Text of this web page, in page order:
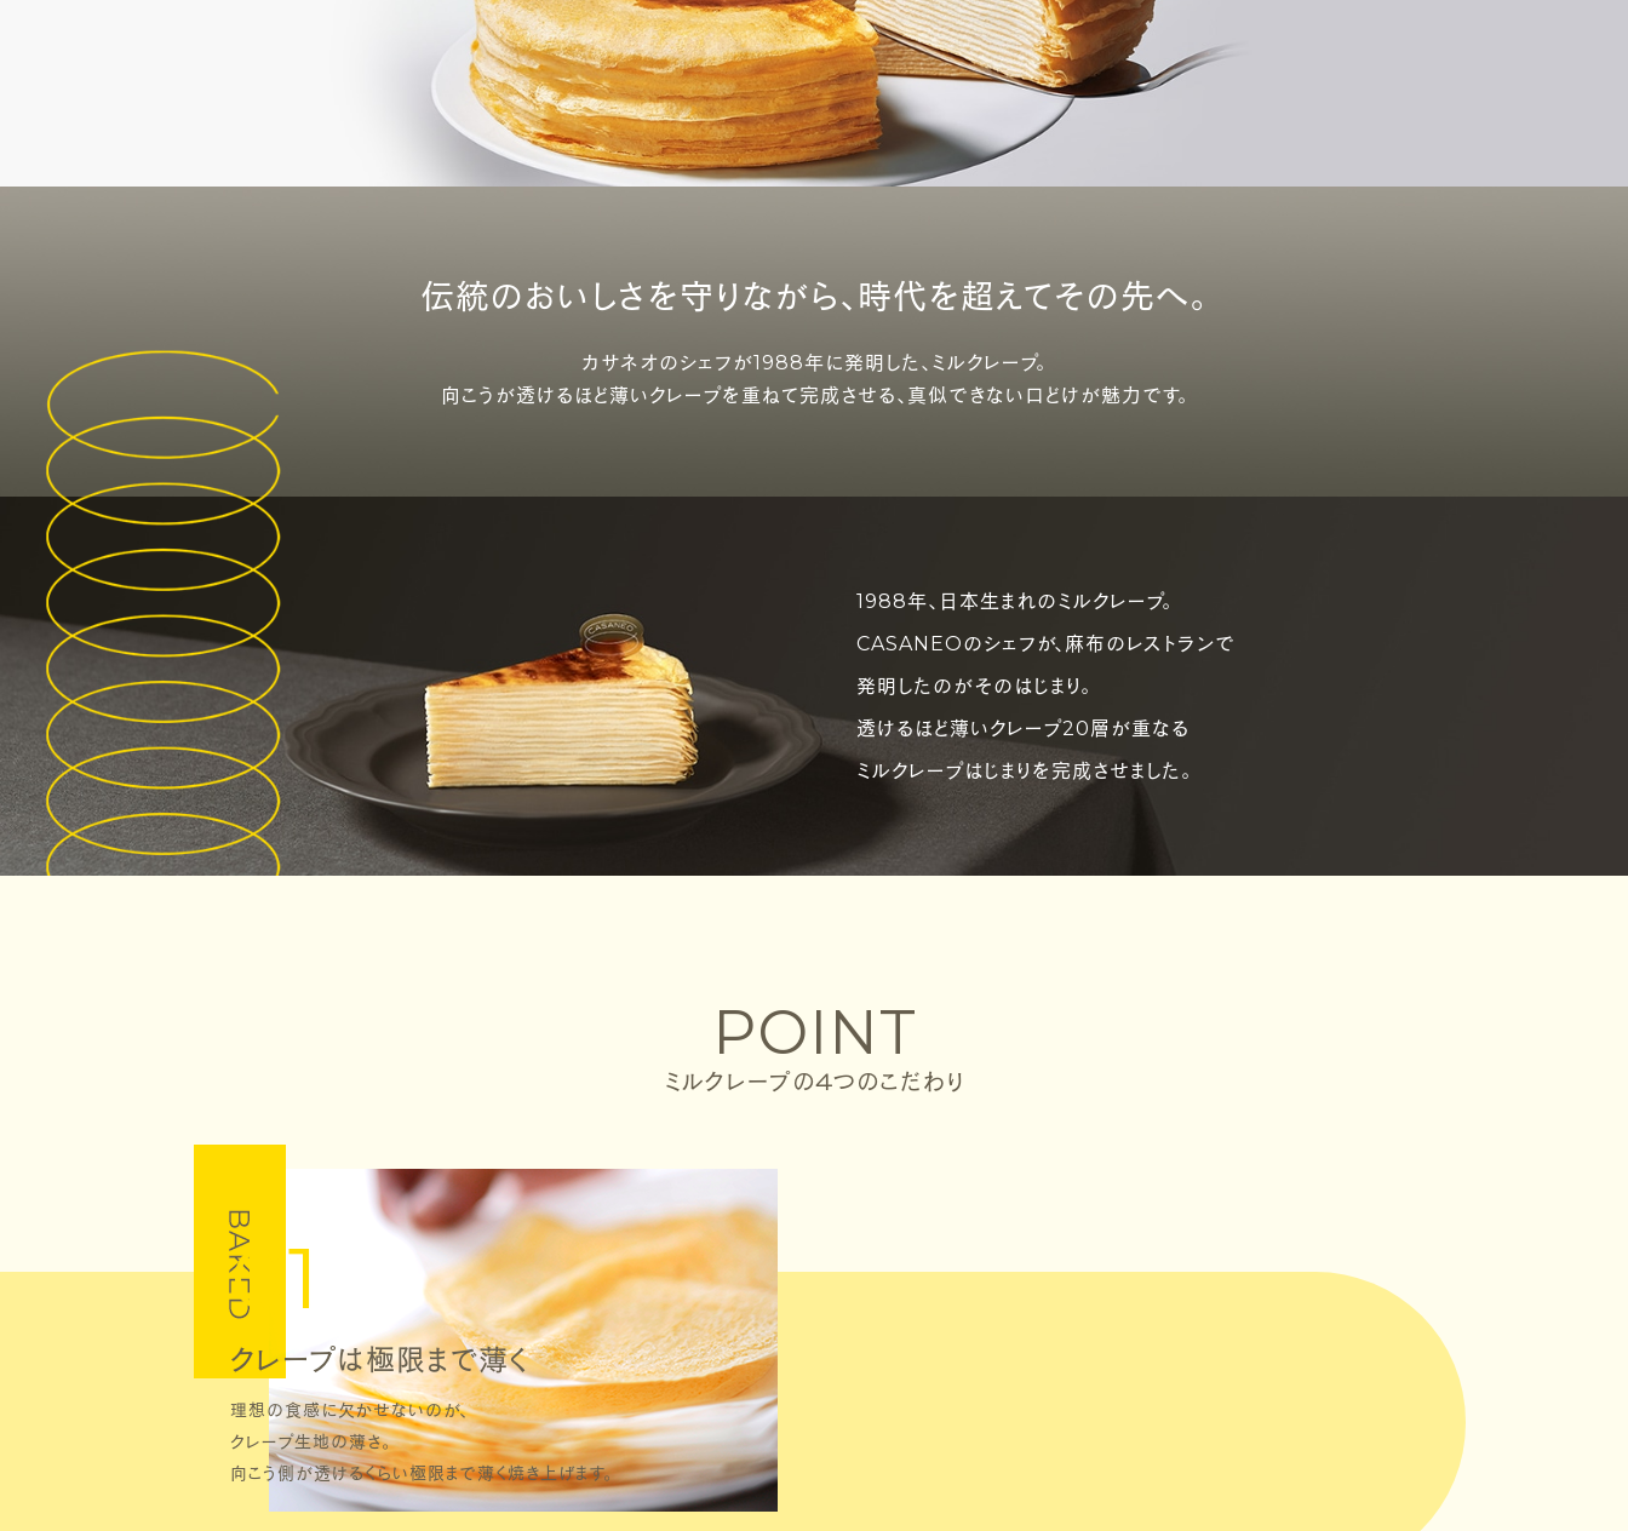
伝統のおいしさを守りながら、 時代を超えてその先へ。
カサネオのシェフが1988年に発明した、ミルクレープ。
向こうが透けるほど薄いクレープを 重ねて完成させる、 真似できない口どけが魅力です。
1988年、日本生まれのミルクレープ。
CASANEOのシェフが、麻布のレストランで
発明したのがそのはじまり。
透けるほど薄いクレープ20層が重なる
ミルクレープはじまりを完成させました。
POINT
ミルクレープの４つのこだわり
01
クレープは極限まで薄く
理想の食感に欠かせないのが、
クレープ生地の薄さ。
向こう側が透けるくらい極限まで薄く焼き上げます。